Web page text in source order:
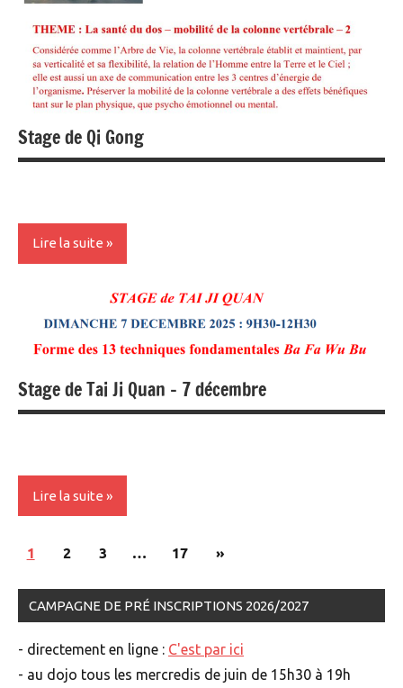
Stage de Qi Gong
Lire la suite
classé
Stage de Tai Ji Quan – 7 décembre
Lire la suite
Non
Pagination
publications
1 2 3 … 17
Articles
»
CAMPAGNE DE PRÉ INSCRIPTIONS 2026/2027
- directement en ligne : C'est par ici
- au dojo tous les mercredis de juin de 15h30 à 19h